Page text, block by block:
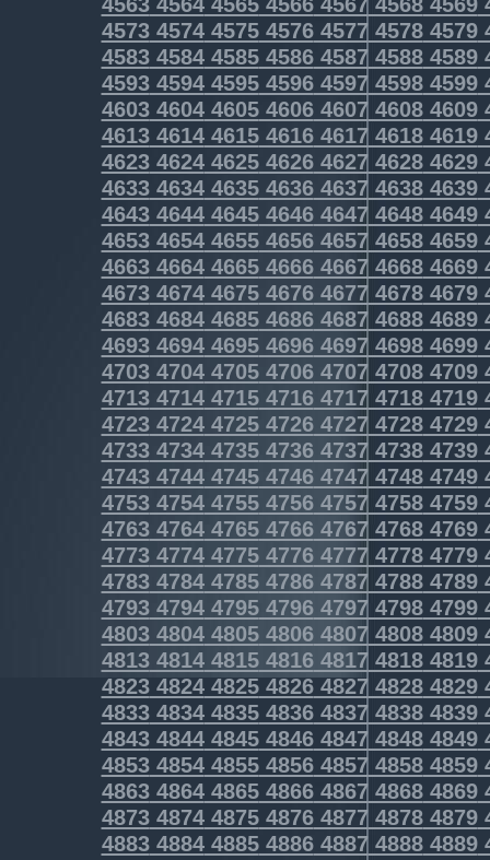
45734574457545764577 45784579
45834584458545864587 45884589
45934594459545964597 45984599
46034604460546064607 46084609
46134614461546164617 46184619
46234624462546264627 46284629
46334634463546364637 46384639
46434644464546464647 46484649
46534654465546564657 46584659
46634664466546664667 46684669
46734674467546764677 46784679
46834684468546864687 46884689
46934694469546964697 46984699
47034704470547064707 47084709
47134714471547164717 47184719
47234724472547264727 47284729
47334734473547364737 47384739
47434744474547464747 47484749
47534754475547564757 47584759
47634764476547664767 47684769
47734774477547764777 47784779
47834784478547864787 47884789
47934794479547964797 47984799
48034804480548064807 48084809
48134814481548164817 48184819
48234824482548264827 48284829
48334834483548364837 48384839
48434844484548464847 48484849
48534854485548564857 48584859
48634864486548664867 48684869
48734874487548764877 48784879
48834884488548864887 48884889